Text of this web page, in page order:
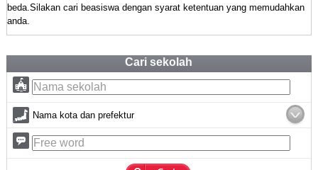
beda.Silakan cari beasiswa dengan syarat ketentuan yang memudahkan
anda.
Cari sekolah
Nama kota dan prefektur